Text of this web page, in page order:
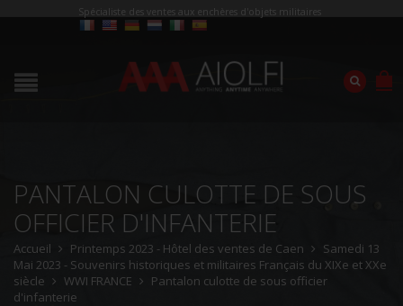
Spécialiste des ventes aux enchères d'objets militaires
PANTALON CULOTTE DE SOUS
OFFICIER D'INFANTERIE
Accueil Printemps 2023 - Hôtel des ventes de Caen
Samedi 13
Mai 2023 - Souvenirs historiques et militaires Français du XIXe et XXe
siècle
WWI FRANCE
Pantalon culotte de sous officier
d'infanterie